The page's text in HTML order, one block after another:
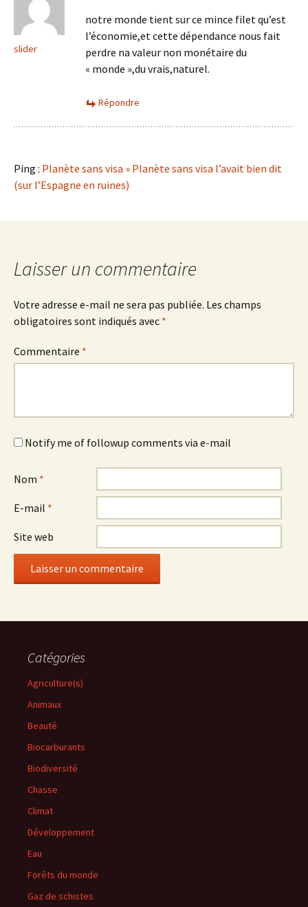
slider
notre monde tient sur ce mince filet qu’est
l’économie,et cette dépendance nous fait
perdre na valeur non monétaire du
« monde »,du vrais,naturel.
Répondre
Ping : Planète sans visa » Planète sans visa l’avait bien dit
(sur l’Espagne en ruines)
Laisser un commentaire
Votre adresse e-mail ne sera pas publiée. Les champs
obligatoires sont indiqués avec *
Commentaire *
Notify me of followup comments via e-mail
Nom *
E-mail *
Site web
Catégories
Agriculture(s)
Animaux
Beauté
Biocarburants
Biodiversité
Chasse
Climat
Développement
Eau
Forêts du monde
Gaz de schistes